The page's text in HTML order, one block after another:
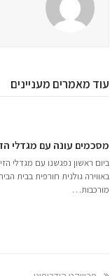
עוד מאמרים מעניינים
מסכמים עונה עם מגדלי
ביום ראשון נפגשנו עם מגדלי
באווירה גולנית חורפית בבית
מורכבות…